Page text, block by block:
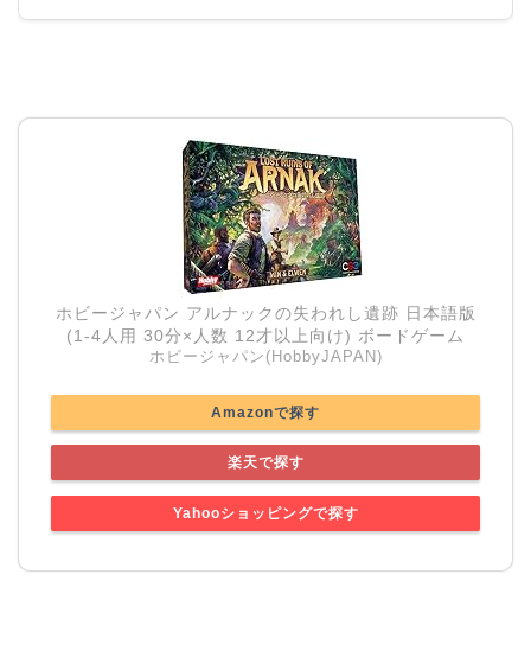
ホビージャパン アルナックの失われし遺跡 日本語版
(1-4人用 30分×人数 12才以上向け) ボードゲーム
ホビージャパン(HobbyJAPAN)
Amazonで探す
楽天で探す
Yahooショッピングで探す